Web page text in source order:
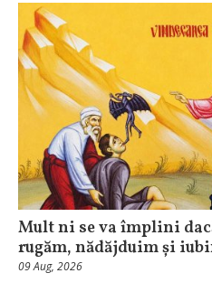
Mult ni se va împlini
rugăm, nădăjduim și
09 Aug, 2026